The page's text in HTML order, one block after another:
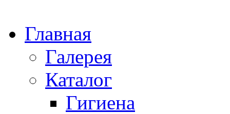
Главная
Галерея
Каталог
Гигиена